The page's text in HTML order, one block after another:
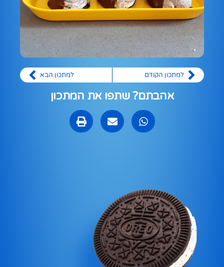
למתכון הקודם למתכון הבא
אהבתם? שתפו את המתכון